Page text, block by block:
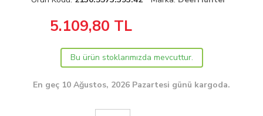
5.109,80 TL
Bu ürün stoklarımızda mevcuttur.
En geç 10 Ağustos, 2026 Pazartesi günü kargoda.